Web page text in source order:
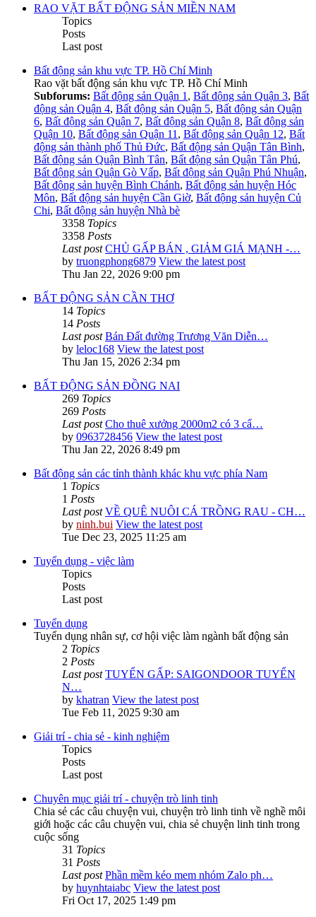
RAO VẶT BẤT ĐỘNG SẢN MIỀN NAM
Topics
Posts
Last post
Bất động sản khu vực TP. Hồ Chí Minh
Rao vặt bất động sản khu vực TP. Hồ Chí Minh
Subforums: Bất động sản Quận 1 , Bất động sản Quận 3, Bất
động sản Quận 4, Bất động sản Quận 5, Bất động sản Quận
6, Bất động sản Quận 7, Bất động sản Quận 8, Bất động sản
Quận 10, Bất động sản Quận 11 , Bất động sản Quận 12, Bất
động sản thành phố Thủ Đức, Bất động sản Quận Tân Bình,
Bất động sản Quận Bình Tân, Bất động sản Quận Tân Phú,
Bất động sản Quận Gò Vấp, Bất động sản Quận Phú Nhuận,
Bất động sản huyện Bình Chánh, Bất động sản huyện Hóc
Môn, Bất động sản huyện Cần Giờ, Bất động sản huyện Củ
Chi, Bất động sản huyện Nhà bè
3358 Topics
3358 Posts
Last post CHỦ GẤP BÁN , GIẢM GIÁ MẠNH -…
by truongphong6879 View the latest post
Thu Jan 22, 2026 9:00 pm
BẤT ĐỘNG SẢN CẦN THƠ
14 Topics
14 Posts
Last post Bán Đất đường Trương Văn Diễn…
by leloc168 View the latest post
Thu Jan 15, 2026 2:34 pm
BẤT ĐỘNG SẢN ĐỒNG NAI
269 Topics
269 Posts
Last post Cho thuê xưởng 2000m2 có 3 cẩ…
by 0963728456 View the latest post
Thu Jan 22, 2026 8:49 pm
Bất động sản các tỉnh thành khác khu vực phía Nam
1 Topics
1 Posts
Last post VỀ QUÊ NUÔI CÁ TRỒNG RAU - CH…
by ninh.bui View the latest post
Tue Dec 23, 2025 11:25 am
Tuyển dụng - việc làm
Topics
Posts
Last post
Tuyển dụng
Tuyển dụng nhân sự, cơ hội việc làm ngành bất động sản
2 Topics
2 Posts
Last post TUYỂN GẤP: SAIGONDOOR TUYỂN
N…
by khatran View the latest post
Tue Feb 11, 2025 9:30 am
Giải trí - chia sẻ - kinh nghiệm
Topics
Posts
Last post
Chuyên mục giải trí - chuyện trò linh tinh
Chia sẻ các câu chuyện vui, chuyện trò linh tinh về nghề môi
giới hoặc các câu chuyện vui, chia sẻ chuyện linh tinh trong
cuộc sống
31 Topics
31 Posts
Last post Phần mềm kéo mem nhóm Zalo ph…
by huynhtaiabc View the latest post
Fri Oct 17, 2025 1:49 pm